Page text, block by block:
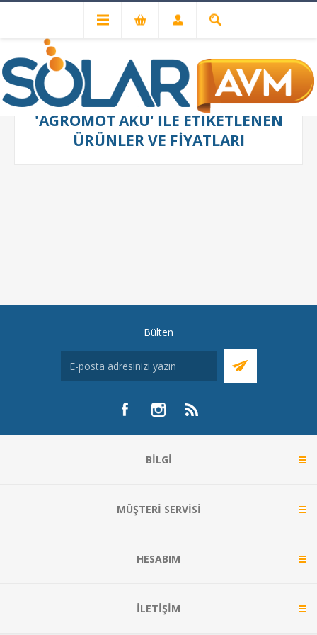
'AGROMOT AKU' ILE ETIKETLENEN
ÜRÜNLER VE FIYATLARI
Bülten
BILGI
MÜŞTERI SERVISI
HESABIM
İLETIŞIM